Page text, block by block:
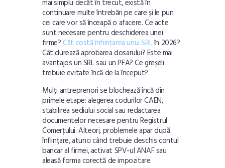
mai simplu decât în trecut, există în
continuare multe întrebări pe care și le pun
cei care vor să înceapă o afacere. Ce acte
sunt necesare pentru deschiderea unei
firme? Cât costă înființarea unui SRLîn 2026?
Cât durează aprobarea dosarului? Este mai
avantajos un SRL sau un PFA? Ce greșeli
trebuie evitate încă de la început?
Mulți antreprenori se blochează încă din
primele etape: alegerea codurilor CAEN,
stabilirea sediului social sau redactarea
documentelor necesare pentru Registrul
Comerțului. Alteori, problemele apar după
înființare, atunci când trebuie deschis contul
bancar al firmei, activat SPV-ul ANAF sau
aleasă forma corectă de impozitare.